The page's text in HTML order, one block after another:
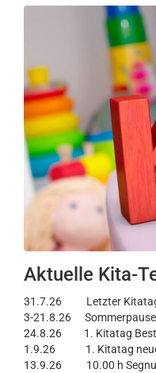
Aktuelle Kita-
31.7.26 Letzter Kitatag
3-21.8.26 Sommerpause
24.8.26 1. Kitatag
1.9.26 1. Kitatag neue
13.9.26 10.00 h